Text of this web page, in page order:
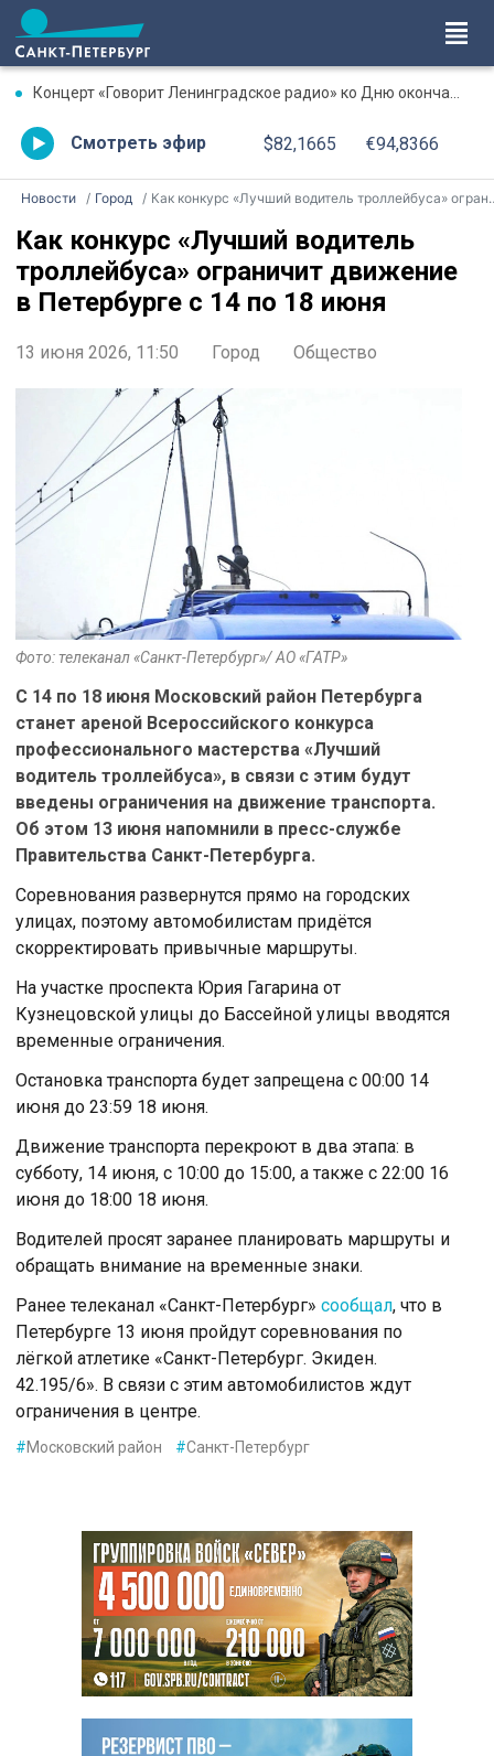
Концерт «Говорит Ленинградское радио» ко Дню окончания Ленинградской битвы. Онлайн-трансляция
Смотреть эфир $82,1665 €94,8366
Новости Город Как конкурс «Лучший водитель троллейбуса» ограничит движение в Петербурге с 14 по 18 июня
Как конкурс «Лучший водитель
троллейбуса» ограничит движение
в Петербурге с 14 по 18 июня
13 июня 2026, 11:50 Город Общество
Фото: телеканал «Санкт-Петербург»/ АО «ГАТР»
С 14 по 18 июня Московский район Петербурга
станет ареной Всероссийского конкурса
профессионального мастерства «Лучший
водитель троллейбуса», в связи с этим будут
введены ограничения на движение транспорта.
Об этом 13 июня напомнили в пресс-службе
Правительства Санкт-Петербурга.
Соревнования развернутся прямо на городских
улицах, поэтому автомобилистам придётся
скорректировать привычные маршруты.
На участке проспекта Юрия Гагарина от
Кузнецовской улицы до Бассейной улицы вводятся
временные ограничения.
Остановка транспорта будет запрещена с 00:00 14
июня до 23:59 18 июня.
Движение транспорта перекроют в два этапа: в
субботу, 14 июня, с 10:00 до 15:00, а также с 22:00 16
июня до 18:00 18 июня.
Водителей просят заранее планировать маршруты и
обращать внимание на временные знаки.
Ранее телеканал «Санкт-Петербург» сообщал, что в
Петербурге 13 июня пройдут соревнования по
лёгкой атлетике «Санкт-Петербург. Экиден.
42.195/6». В связи с этим автомобилистов ждут
ограничения в центре.
#Московский район #Санкт-Петербург